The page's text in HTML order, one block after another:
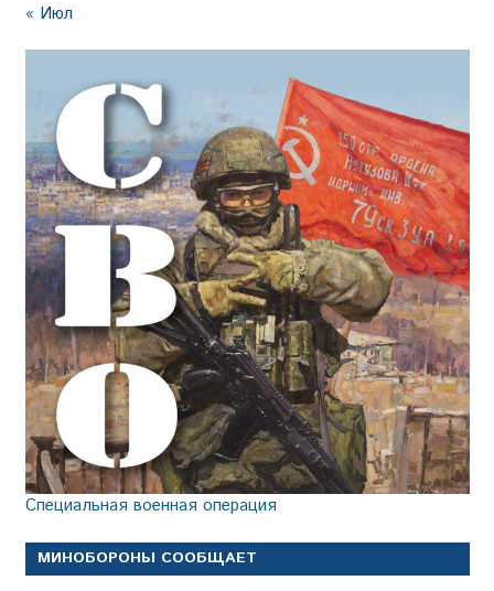
« Июл
Специальная военная операция
МИНОБОРОНЫ СООБЩАЕТ